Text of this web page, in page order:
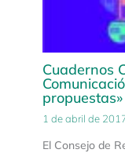
Cuadernos
propuestas»
1 de abril de
El Consejo de